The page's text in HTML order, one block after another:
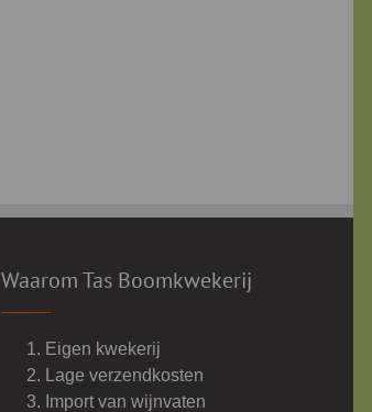
Waarom Tas Boomkwekerij
Eigen kwekerij
Lage verzendkosten
Import van wijnvaten